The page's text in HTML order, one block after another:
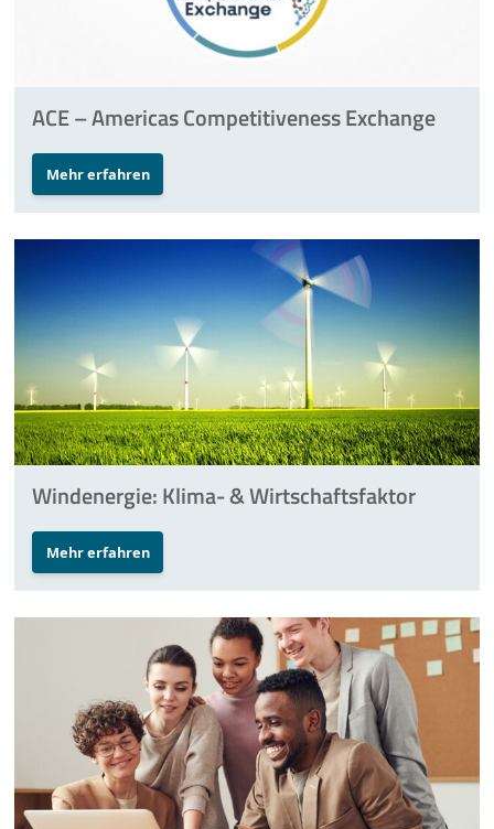
ACE – Americas Competitiveness Exchange
Mehr erfahren
Windenergie: Klima- & Wirtschaftsfaktor
Mehr erfahren